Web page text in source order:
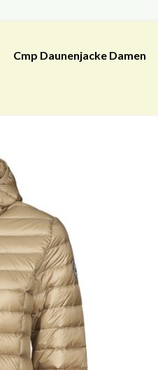
Cmp Daunenjacke Damen